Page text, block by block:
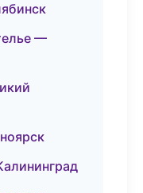
—